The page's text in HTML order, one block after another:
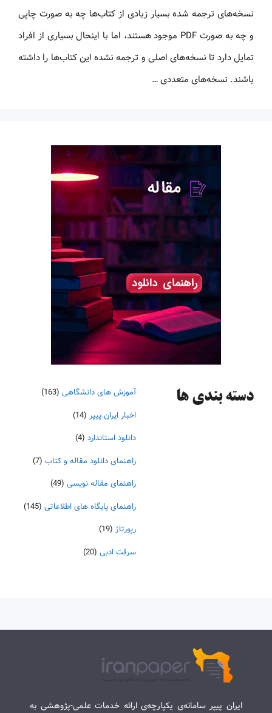
نسخه‌های ترجمه شده بسیار زیادی از کتاب‌ها چه به صورت چاپی
و چه به صورت PDF موجود هستند، اما با اینحال بسیاری از افراد
تمایل دارد تا نسخه‌های اصلی و ترجمه نشده این کتاب‌ها را داشته
باشند. نسخه‌های متعددی …
دسته‌ بندی ها آموزش های دانشگاهی (163)
اخبار ایران پیپر (14)
دانلود استاندارد (4)
راهنمای دانلود مقاله و کتاب (7)
راهنمای مقاله نویسی (49)
راهنمای پایگاه های اطلاعاتی (145)
رپورتاژ (19)
سرقت ادبی (20)
ایران پیپر سامانه‌ی یکپارچه‌ی ارائه خدمات علمی-پژوهشی به